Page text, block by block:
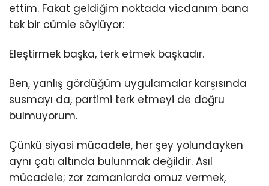
ettim. Fakat geldiğim noktada vicdanım bana
tek bir cümle söylüyor:
Eleştirmek başka, terk etmek başkadır.
Ben, yanlış gördüğüm uygulamalar karşısında
susmayı da, partimi terk etmeyi de doğru
bulmuyorum.
Çünkü siyasi mücadele, her şey yolundayken
aynı çatı altında bulunmak değildir. Asıl
mücadele; zor zamanlarda omuz vermek,